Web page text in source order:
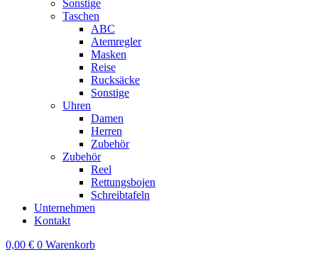
Sonstige
Taschen
ABC
Atemregler
Masken
Reise
Rucksäcke
Sonstige
Uhren
Damen
Herren
Zubehör
Zubehör
Reel
Rettungsbojen
Schreibtafeln
Unternehmen
Kontakt
0,00 € 0 Warenkorb